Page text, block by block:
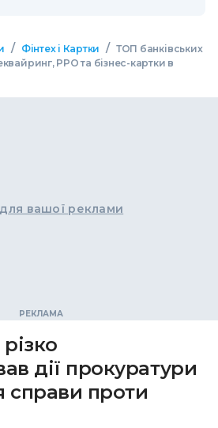
/ Фінтех і Картки / ТОП банківських
РРО та бізнес-картки в
вашої реклами
дії прокуратури
справи проти